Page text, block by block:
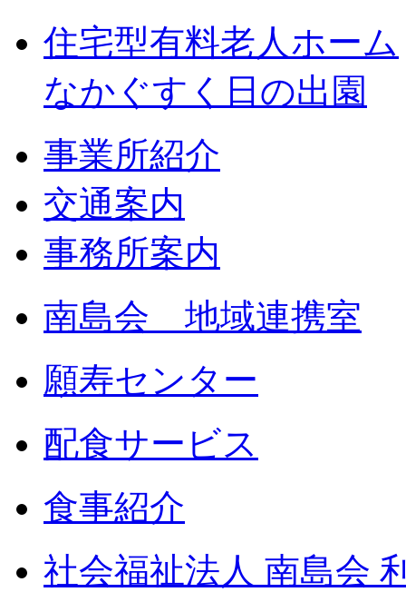
住宅型有料老人ホーム
なかぐすく日の出園
事業所紹介
交通案内
事務所案内
南島会 地域連携室
願寿センター
配食サービス
食事紹介
社会福祉法人 南島会